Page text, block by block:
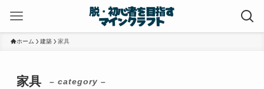
ホーム 建築 家具
家具 – category –